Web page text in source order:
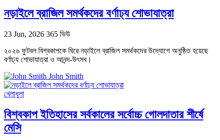
নড়াইলে ব্রাজিল সমর্থকদের বর্ণাঢ্য শোভাযাত্রা
23 Jun, 2026 365 ভিউ
২০২৬ ফুটবল বিশ্বকাপকে ঘিরে নড়াইলে ব্রাজিল সমর্থকদের উদ্যোগে অনুষ্ঠিত হয়েছে
বর্ণাঢ্য শোভাযাত্রা ও আনন্দ-উৎসব।
John Smith
খেলাধুলা
বিশ্বকাপ ইতিহাসের সর্বকালের সর্বোচ্চ গোলদাতার শীর্ষে
মেসি